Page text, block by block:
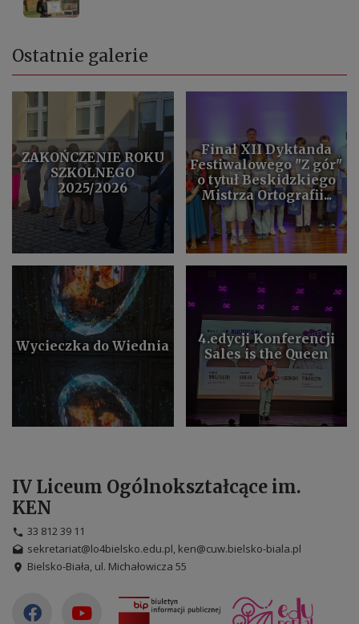
Ostatnie galerie
ZAKOŃCZENIE ROKU
SZKOLNEGO
2025/2026
Finał XII Dyktanda
Festiwalowego "Z gór"
o tytuł Beskidzkiego
Mistrza Ortografii...
Wycieczka do Wiednia
4.edycji Konferencji
Sales is the Queen
IV Liceum Ogólnokształcące im.
KEN
33 812 39 11
sekretariat@lo4bielsko.edu.pl, ken@cuw.bielsko-biala.pl
Bielsko-Biała, ul. Michałowicza 55